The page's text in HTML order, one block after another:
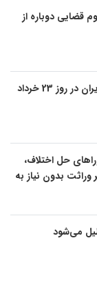
قضایی دوباره از
تحولات مهم حقوقی و قضایی ایران در روز 23 خرداد
حل اختلاف،
بدون نیاز به
می‌شود